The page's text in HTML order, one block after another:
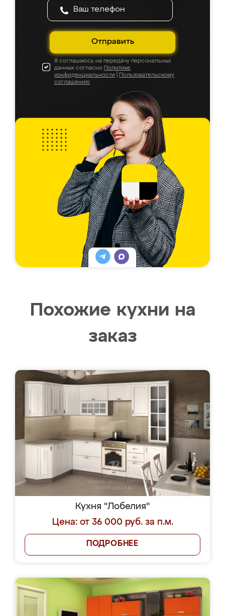
Отправить
Я соглашаюсь на передачу персональных
данных согласно Политике
конфиденциальности
Пользовательскому
соглашению
Похожие кухни на
заказ
Кухня "Лобелия"
Цена: от 36 000 руб. за п.м.
ПОДРОБНЕЕ